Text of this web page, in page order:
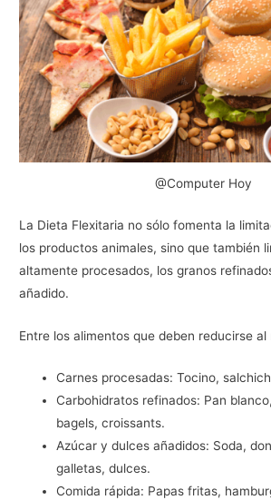
@Computer Hoy
La Dieta Flexitaria no sólo fomenta la
los productos animales, sino que también
altamente procesados, los granos
añadido.
Entre los alimentos que deben reducirse
Carnes procesadas: Tocino,
Carbohidratos refinados: Pan
bagels, croissants.
Azúcar y dulces añadidos: Soda,
galletas, dulces.
Comida rápida: Papas fritas,